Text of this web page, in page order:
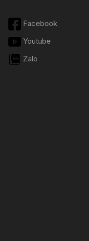
Facebook
Youtube
Zalo